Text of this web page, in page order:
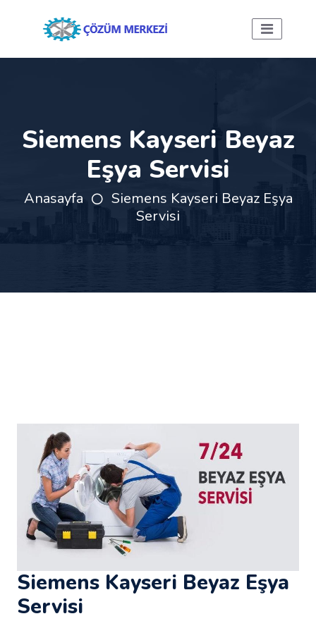
Siemens Kayseri Beyaz
Eşya Servisi
Anasayfa
Siemens Kayseri Beyaz Eşya
Servisi
Siemens Kayseri Beyaz Eşya
Servisi